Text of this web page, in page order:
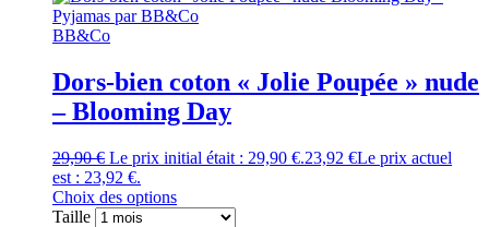
BB&Co
Dors-bien coton « Jolie Poupée » nude
– Blooming Day
29,90€ Le prix initial était : 29,90 €.23,92 €Le prix actuel
est : 23,92 €.
Choix des options
Taille